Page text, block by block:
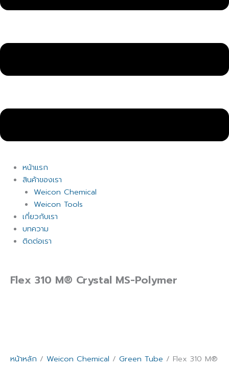
หน้าแรก
สินค้าของเรา
Weicon Chemical
Weicon Tools
เกี่ยวกับเรา
บทความ
ติดต่อเรา
Flex 310 M® Crystal MS-Polymer
หน้าหลัก / Weicon Chemical / Green Tube / Flex 310 M®